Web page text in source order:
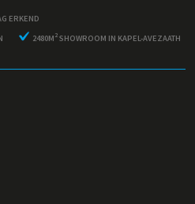
ERKEND
2480M 2SHOWROOM IN KAPEL-AVEZAATH